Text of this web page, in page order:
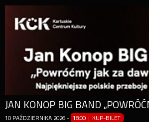
10 PAŹDZIERNIKA 2026 - 18:00 | KUP-BILET